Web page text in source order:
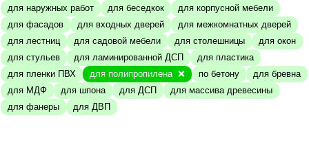
для наружных работ
для беседкок
для корпусной мебели
для фасадов
для входных дверей
для межкомнатных дверей
для лестниц
для садовой мебели для столешницы
для окон
для стульев
для ламинированной ДСП
для пластика
для пленки ПВХ
для полипропилена по бетону
для бревна
для МДФ
для шпона для ДСП
для массива древесины
для фанеры
для ДВП